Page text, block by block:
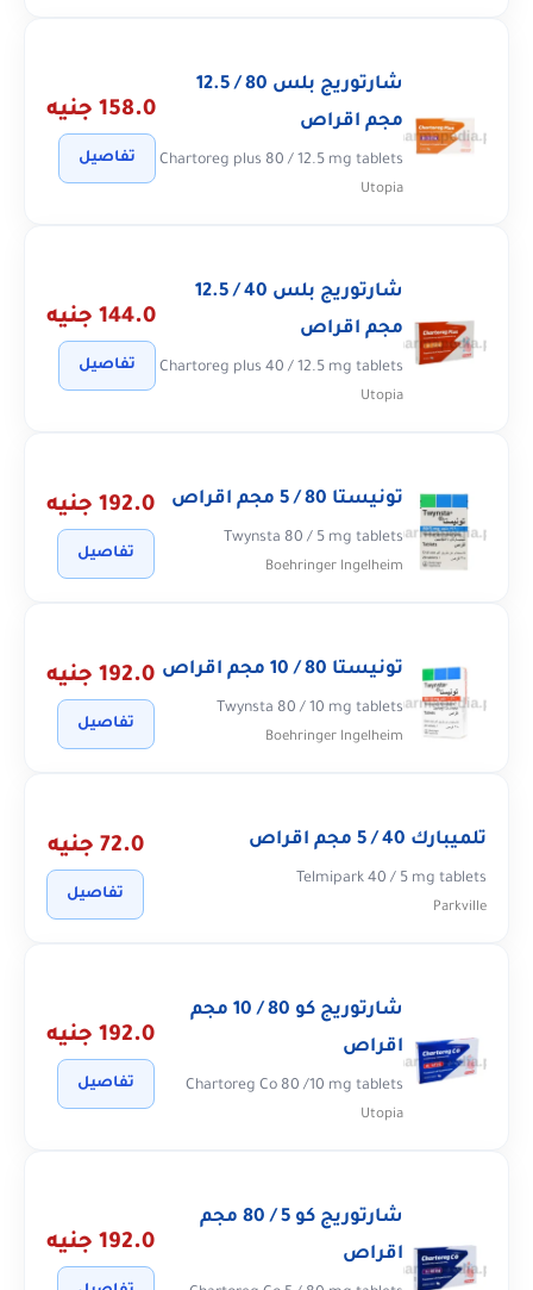
شارتوريج بلس 80 / 12.5
مجم اقراص
Chartoreg plus 80 / 12.5 mg tablets
Utopia
158.0 جنيه
تفاصيل
شارتوريج بلس 40 / 12.5
مجم اقراص
Chartoreg plus 40 / 12.5 mg tablets
Utopia
144.0 جنيه
تفاصيل
تونيستا 80 / 5 مجم اقراص
Twynsta 80 / 5 mg tablets
Boehringer Ingelheim
192.0 جنيه
تفاصيل
تونيستا 80 / 10 مجم اقراص
Twynsta 80 / 10 mg tablets
Boehringer Ingelheim
192.0 جنيه
تفاصيل
تلميبارك 40 / 5 مجم اقراص
Telmipark 40 / 5 mg tablets
Parkville
72.0 جنيه
تفاصيل
شارتوريج كو 80 / 10 مجم
اقراص
Chartoreg Co 80 /10 mg tablets
Utopia
192.0 جنيه
تفاصيل
شارتوريج كو 5 / 80 مجم
اقراص
192.0 جنيه